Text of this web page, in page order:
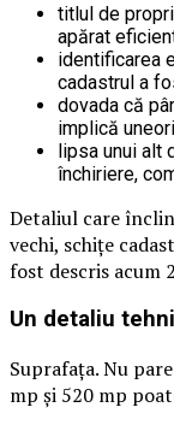
titlul de
apărat
identificarea
cadastrul a
dovada că
implică
lipsa unui alt
închiriere,
Detaliul care
vechi, schițe
fost descris acum
Un detaliu
Suprafața. Nu
mp și 520 mp